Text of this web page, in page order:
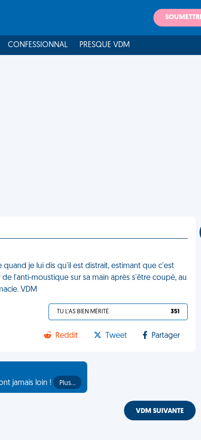
CONFESSIONNAL PRESQUE VDM
je lui dis qu'il est distrait, estimant que c'est
l'anti-moustique sur sa main après s'être coupé, au
VDM
TU L'AS BIEN MÉRITÉ 351
Reddit Tweet Partager
jamais loin !
Plus…
VDM SUIVANTE